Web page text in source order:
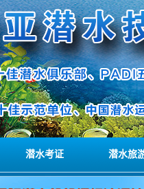
潜水考证 潜水旅